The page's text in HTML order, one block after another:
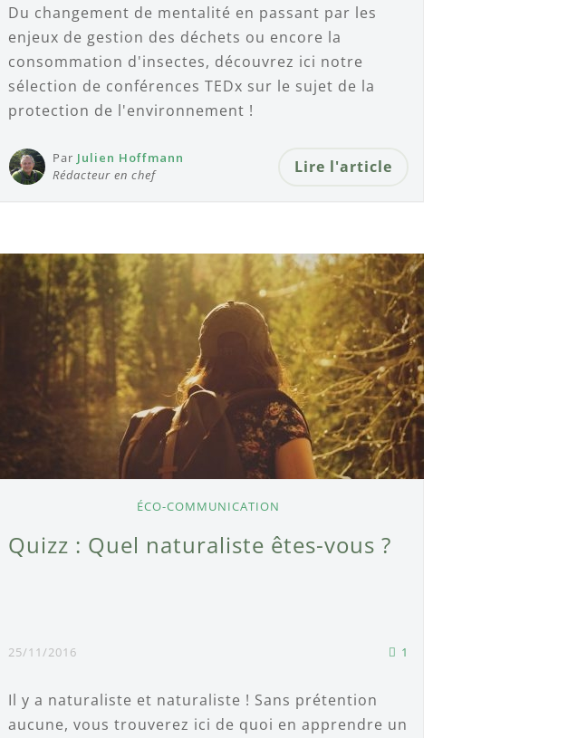
Du changement de mentalité en passant par les
enjeux de gestion des déchets ou encore la
consommation d'insectes, découvrez ici notre
sélection de conférences TEDx sur le sujet de la
protection de l'environnement !
Par Julien Hoffmann
Rédacteur en chef
Lire l'article
ÉCO-COMMUNICATION
Quizz : Quel naturaliste êtes-vous ?
25/11/2016 1
Il y a naturaliste et naturaliste ! Sans prétention
aucune, vous trouverez ici de quoi en apprendre un